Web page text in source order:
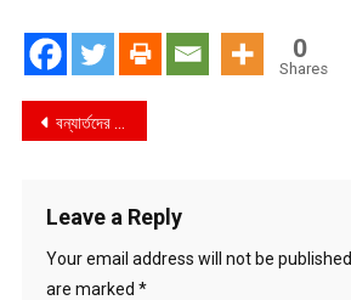
0
Shares
Post
বন্যার্তদের পাশে বিজিবি; ৪,৭০১টি পরিবারকে ত্রাণ এবং ২,৭৩৫ জনকে চিকিৎসাসেবা দিলো বিজিবি
Leave a Reply
Your email address will not be published.
are marked *